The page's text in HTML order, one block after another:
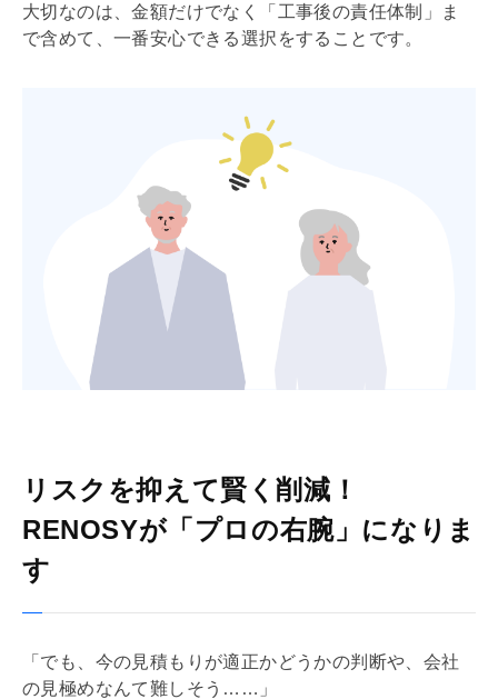
大切なのは、金額だけでなく「工事後の責任体制」ま
で含めて、一番安心できる選択をすることです。
リスクを抑えて賢く削減！
RENOSYが「プロの右腕」になりま
す
「でも、今の見積もりが適正かどうかの判断や、会社
の見極めなんて難しそう……」